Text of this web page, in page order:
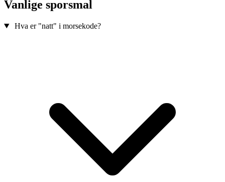
Vanlige sporsmal
Hva er "natt" i morsekode?